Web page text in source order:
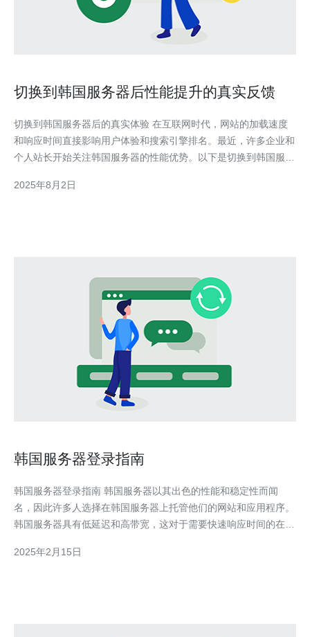
切换到韩国服务器后性能提升的真实反馈
切换到韩国服务器后的真实体验 在互联网时代，网站的加载速度
和响应时间直接影响用户体验和搜索引擎排名。最近，许多企业和
个人站长开始关注韩国服务器的性能优势。以下是切换到韩国服务
改善 3. SEO效果明显增强 随着互联网的发展，越来越多的网站开
2025年8月2日
韩国服务器登录指南
韩国服务器登录指南 韩国服务器以其出色的性能和稳定性而闻
名，因此许多人选择在韩国服务器上托管他们的网站和应用程序。
韩国服务器具有低延迟和高带宽，这对于需要快速响应时间的在线
需要考虑一些重要因素。首先，您应该确定您的需求，包括所需的
2025年2月15日